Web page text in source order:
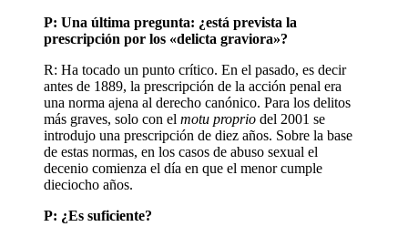
P: Una última pregunta: ¿está prevista la
prescripción por los «delicta graviora»?
R: Ha tocado un punto crítico. En el pasado, es decir
antes de 1889, la prescripción de la acción penal era
una norma ajena al derecho canónico. Para los delitos
más graves, solo con el motu proprio del 2001 se
introdujo una prescripción de diez años. Sobre la base
de estas normas, en los casos de abuso sexual el
decenio comienza el día en que el menor cumple
dieciocho años.
P: ¿Es suficiente?